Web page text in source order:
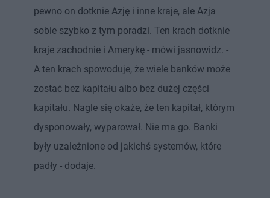
pewno on dotknie Azję i inne kraje, ale Azja
sobie szybko z tym poradzi. Ten krach dotknie
kraje zachodnie i Amerykę - mówi jasnowidz. -
A ten krach spowoduje, że wiele banków może
zostać bez kapitału albo bez dużej części
kapitału. Nagle się okaże, że ten kapitał, którym
dysponowały, wyparował. Nie ma go. Banki
były uzależnione od jakichś systemów, które
padły - dodaje.